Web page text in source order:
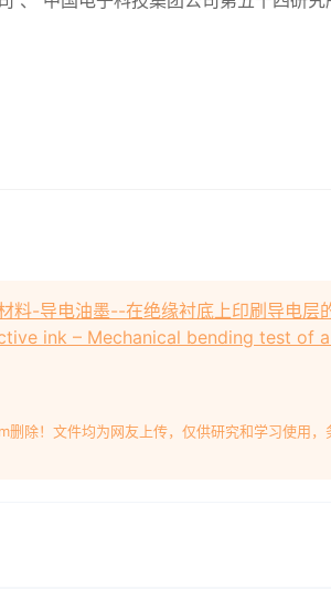
-导电油墨--在绝缘衬底上印刷导电层
ink – Mechanical bending test of
除！文件均为网友上传，仅供研究和学习使用，